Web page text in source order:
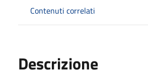
Contenuti correlati
Descrizione